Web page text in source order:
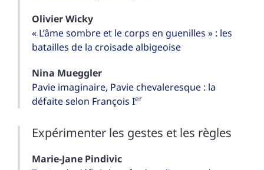
OlivierWicky
« L’âme sombre et le corps en guenilles » : les
batailles de la croisade albigeoise
Nina Mueggler
Pavie imaginaire, Pavie chevaleresque : la
défaite selon François Ier
Expérimenter les gestes et les règles
Marie-Jane Pindivic